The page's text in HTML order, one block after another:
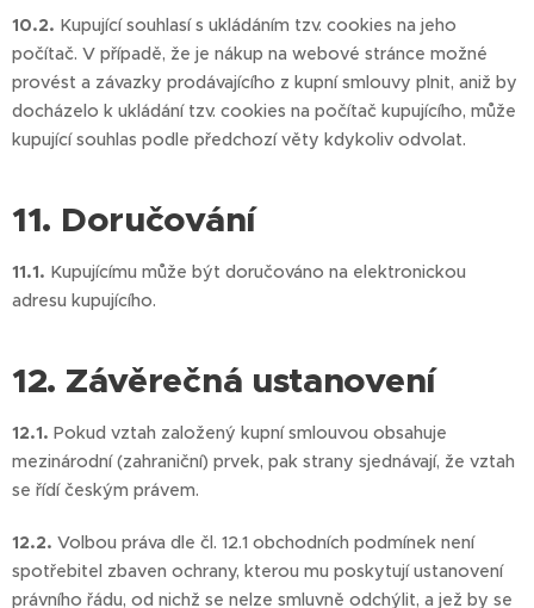
10.2. Kupující souhlasí s ukládáním tzv. cookies na jeho
počítač. V případě, že je nákup na webové stránce možné
provést a závazky prodávajícího z kupní smlouvy plnit, aniž by
docházelo k ukládání tzv. cookies na počítač kupujícího, může
kupující souhlas podle předchozí věty kdykoliv odvolat.
11. Doručování
11.1. Kupujícímu může být doručováno na elektronickou
adresu kupujícího.
12. Závěrečná ustanovení
12.1. Pokud vztah založený kupní smlouvou obsahuje
mezinárodní (zahraniční) prvek, pak strany sjednávají, že vztah
se řídí českým právem.
12.2. Volbou práva dle čl. 12.1 obchodních podmínek není
spotřebitel zbaven ochrany, kterou mu poskytují ustanovení
právního řádu, od nichž se nelze smluvně odchýlit, a jež by se